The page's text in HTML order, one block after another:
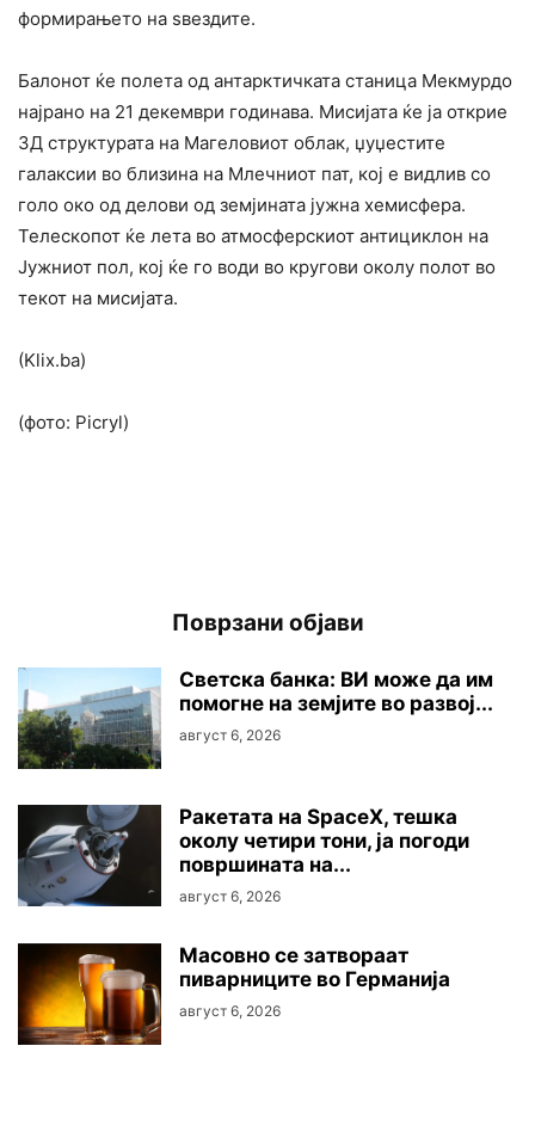
формирањето на ѕвездите.
Балонот ќе полета од антарктичката станица Мекмурдо
најрано на 21 декември годинава. Мисијата ќе ја открие
3Д структурата на Магеловиот облак, џуџестите
галаксии во близина на Млечниот пат, кој е видлив со
голо око од делови од земјината јужна хемисфера.
Телескопот ќе лета во атмосферскиот антициклон на
Јужниот пол, кој ќе го води во кругови околу полот во
текот на мисијата.
(Klix.ba)
(фото: Picryl)
Поврзани објави
Светска банка: ВИ може да им
помогне на земјите во развој...
август 6, 2026
Ракетата на SpaceX, тешка
околу четири тони, ја погоди
површината на...
август 6, 2026
Mасовно се затвораат
пиварниците во Германија
август 6, 2026